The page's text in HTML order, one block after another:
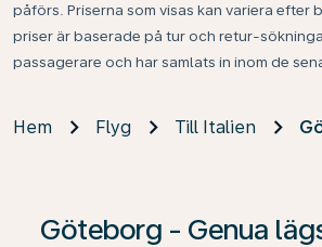
påförs. Priserna som visas kan variera efter
priser är baserade på tur och retur-
passagerare och har samlats in inom de
Hem Flyg Till Italien
Göteborg - Genua